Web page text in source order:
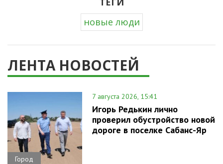
новые люди
ЛЕНТА НОВОСТЕЙ
Город
7 августа 2026, 15:41
Игорь Редькин лично
проверил обустройство новой
дороге в поселке Сабанс-Яр